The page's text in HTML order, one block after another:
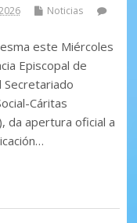
Noticias
este Miércoles
Episcopal de
Secretariado
Cáritas
da apertura oficial a